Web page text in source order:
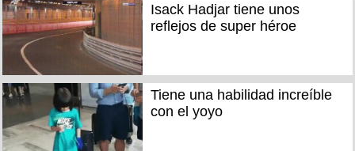
Isack Hadjar tiene unos
reflejos de super héroe
Tiene una habilidad increíble
con el yoyo